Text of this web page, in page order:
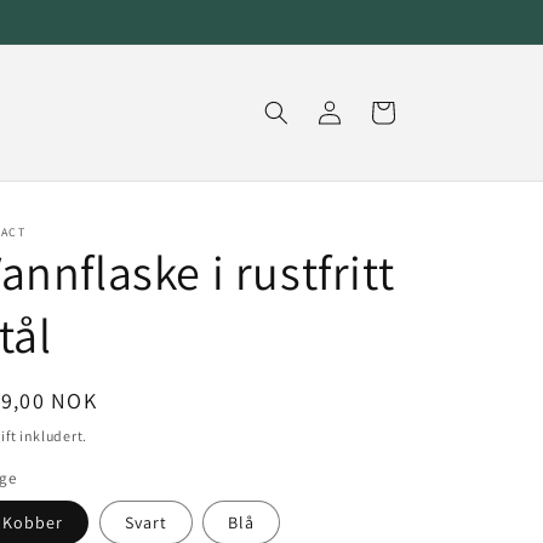
Logg
inn
Handlekurv
i rustfritt
NOK
inkludert.
Kobber Svart Blå